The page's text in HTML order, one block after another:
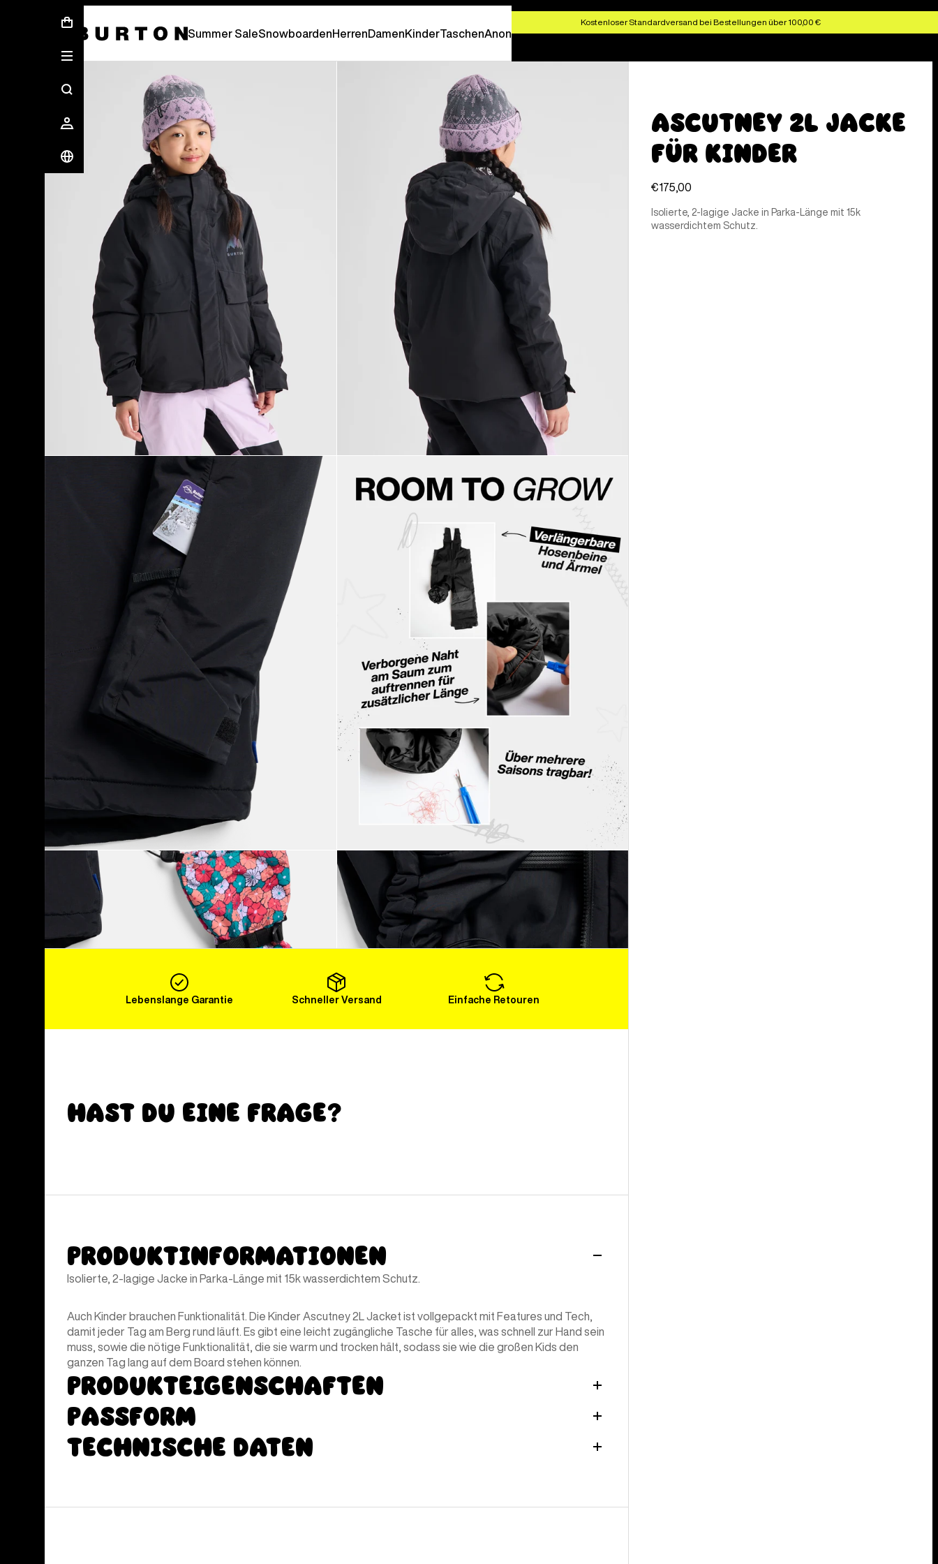
Kostenloser Standardversand bei Bestellungen über 100,00 €
Summer SaleSnowboardenHerrenDamenKinderTaschenAnon
Die Experten von Burton erklären es dir
Mehr laden
Ascutney 2L Jacke
für Kinder
€175,00
Isolierte, 2-lagige Jacke in Parka-Länge mit 15k
wasserdichtem Schutz.
Lebenslange Garantie Schneller Versand Einfache Retouren
Hast du eine Frage?
Produktinformationen
Isolierte, 2-lagige Jacke in Parka-Länge mit 15k wasserdichtem Schutz.
Auch Kinder brauchen Funktionalität. Die Kinder Ascutney 2L Jacket ist vollgepackt mit Features und Tech,
damit jeder Tag am Berg rund läuft. Es gibt eine leicht zugängliche Tasche für alles, was schnell zur Hand sein
muss, sowie die nötige Funktionalität, die sie warm und trocken hält, sodass sie wie die großen Kids den
ganzen Tag lang auf dem Board stehen können.
Produkteigenschaften
Passform
Technische Daten